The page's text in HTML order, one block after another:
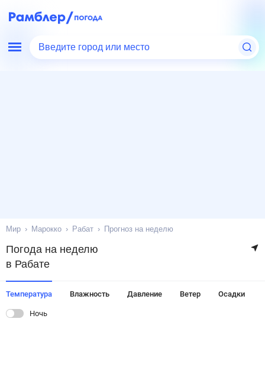
Введите город или место
Мир Марокко Рабат Прогноз на неделю
Погода на неделю
в Рабате
Температура Влажность Давление Ветер Осадки
Ночь